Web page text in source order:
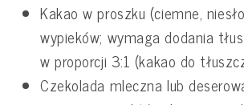
Kakao w proszku (ciemne,
wypieków; wymaga dodania
w proporcji 3:1 (kakao do
Czekolada mleczna lub